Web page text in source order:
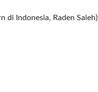
di Indonesia, Raden Saleh)